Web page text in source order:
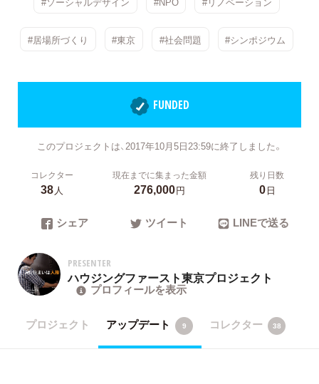
#居場所づくり #東京 #社会問題 #シンポジウム
FUNDED
このプロジェクトは、2017年10月5日23:59に終了しました。
コレクター
38人
現在までに集まった金額
276,000円
残り日数
0日
シェア ツイート LINEで送る
PRESENTER
ハウジングファースト東京プロジェクト
プロフィールを表示
プロジェクト アップデート 9 コレクター 38